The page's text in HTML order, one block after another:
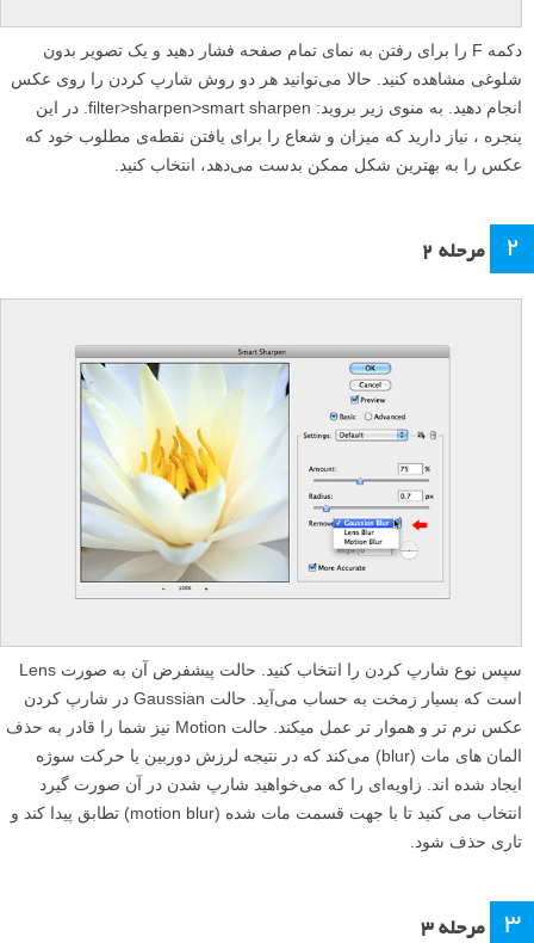
دکمه F را برای رفتن به نمای تمام صفحه فشار دهید و یک تصویر بدون
شلوغی مشاهده کنید. حالا می‌توانید هر دو روش شارپ کردن را روی عکس
انجام دهید. به منوی زیر بروید: filter>sharpen>smart sharpen. در این
پنجره ، نیاز دارید که میزان و شعاع را برای یافتن نقطه‌ی مطلوب خود که
عکس را به بهترین شکل ممکن بدست می‌دهد، انتخاب کنید.
۲ مرحله ۲
سپس نوع شارپ کردن را انتخاب کنید. حالت پیشفرض آن به صورت Lens
است که بسیار زمخت به حساب می‌آید. حالت Gaussian در شارپ کردن
عکس نرم تر و هموار تر عمل میکند. حالت Motion نیز شما را قادر به حذف
المان های مات (blur) می‌کند که در نتیجه لرزش دوربین یا حرکت سوژه
ایجاد شده اند. زاویه‌ای را که می‌خواهید شارپ شدن در آن صورت گیرد
انتخاب می کنید تا با جهت قسمت مات شده (motion blur) تطابق پیدا کند و
تاری حذف شود.
۳ مرحله ۳